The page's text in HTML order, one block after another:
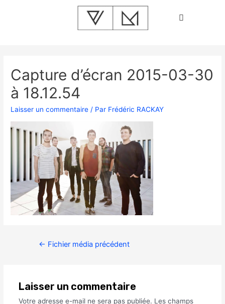
Capture d’écran 2015-03-30
à 18.12.54
Laisser un commentaire / Par Frédéric RACKAY
← Fichier média précédent
Laisser un commentaire
Votre adresse e-mail ne sera pas publiée. Les champs